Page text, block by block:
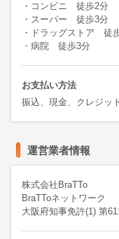
・コンビニ　徒歩2分
・スーパー　徒歩3分
・ドラッグストア　徒
お支払い方法
振込、現金、クレジッ
運営業者情報
株式会社BraTTo
BraTToネットワーク
大阪府知事免許(1) 第